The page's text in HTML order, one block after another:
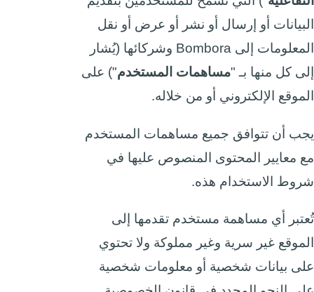
البيانات أو إرسال أو نشر أو عرض أو نقل
المعلومات إلى Bombora وشركائها (يُشار
إلى كل منها بـ "مساهمات المستخدم") على
الموقع الإلكتروني أو من خلاله.
يجب أن تتوافق جميع مساهمات المستخدم
مع معايير المحتوى المنصوص عليها في
شروط الاستخدام هذه.
تُعتبر أي مساهمة مستخدم تقدمها إلى
الموقع غير سرية وغير مملوكة ولا تحتوي
على بيانات شخصية أو معلومات شخصية